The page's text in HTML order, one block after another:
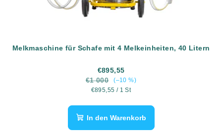
Melkmaschine für Schafe mit 4 Melkeinheiten, 40 Litern
€895,55
€1 000
(–10 %)
Verkaufspreis:
€895,55 / 1 St
In den Warenkorb